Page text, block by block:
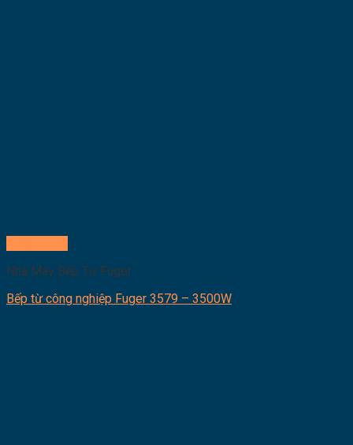
Nhà Máy Bếp Từ Fuger
Bếp từ công nghiệp Fuger 3579 – 3500W